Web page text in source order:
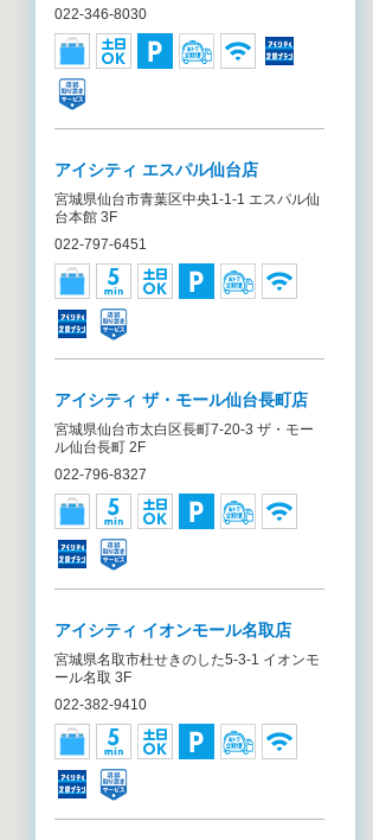
022-346-8030
アイシティ エスパル仙台店
宮城県仙台市青葉区中央1-1-1 エスパル仙
台本館 3F
022-797-6451
アイシティ ザ・モール仙台長町店
宮城県仙台市太白区長町7-20-3 ザ・モー
ル仙台長町 2F
022-796-8327
アイシティ イオンモール名取店
宮城県名取市杜せきのした5-3-1 イオンモ
ール名取 3F
022-382-9410